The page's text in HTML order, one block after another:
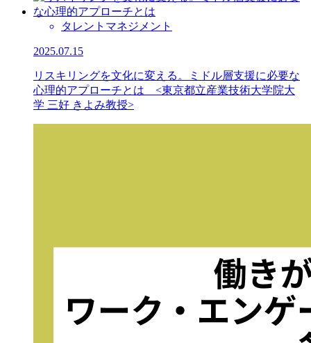
タレントマネジメント
2025.07.15
リスキリングを文化に変える。ミドル層支援に必要な
心理的アプローチとは <東京都立産業技術大学院大
学 三好 きよみ教授>